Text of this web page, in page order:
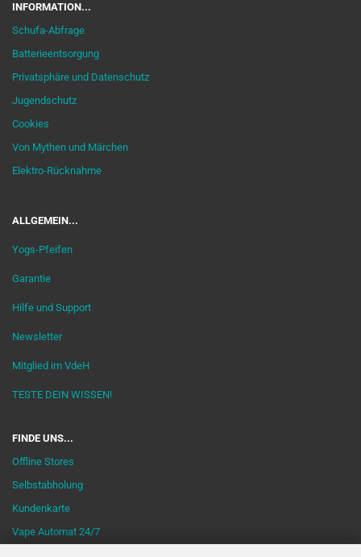
INFORMATION...
Schufa-Abfrage
Batterieentsorgung
Privatsphäre und Datenschutz
Jugendschutz
Cookies
Von Mythen und Märchen
Elektro-Rücknahme
ALLGEMEIN...
Yogs-Pfeifen
Garantie
Hilfe und Support
Newsletter
Mitglied im VdeH
TESTE DEIN WISSEN!
FINDE UNS...
Offline Stores
Selbstabholung
Kundenkarte
Vape Automat 24/7